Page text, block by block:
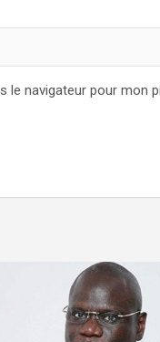
navigateur pour mon